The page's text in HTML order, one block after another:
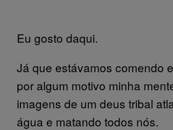
Eu gosto daqui.
Já que estávamos comendo
por algum motivo minha
imagens de um deus tribal
água e matando todos nós.